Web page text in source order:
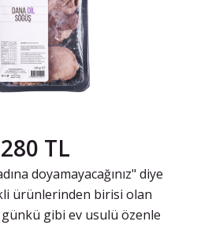
280 TL
doyamayacağınız" diye
ürünlerinden birisi olan
gibi ev usulü özenle